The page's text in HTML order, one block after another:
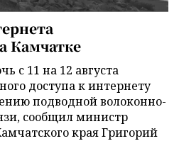
Камчатке
с 11 на 12 августа
доступа к интернету
подводной волоконно-
сообщил министр
края Григорий